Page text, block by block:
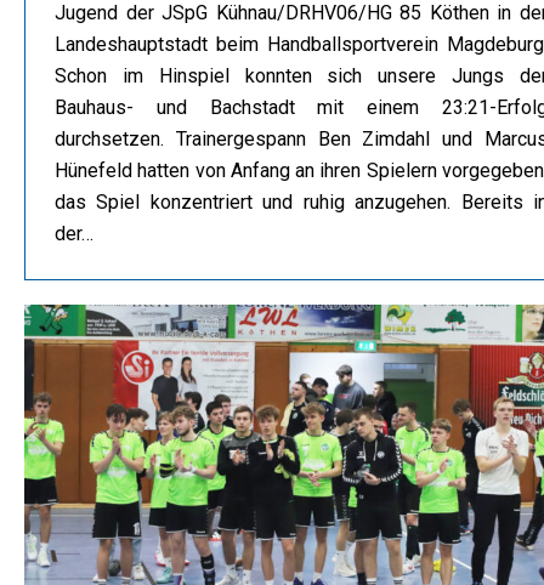
Jugend der JSpG Kühnau/DRHV06/HG 85 Köthen in
Landeshauptstadt beim Handballsportverein
Schon im Hinspiel konnten sich unsere Jungs
Bauhaus- und Bachstadt mit einem 23:21-
durchsetzen. Trainergespann Ben Zimdahl und
Hünefeld hatten von Anfang an ihren Spielern
das Spiel konzentriert und ruhig anzugehen. Bereits
der…